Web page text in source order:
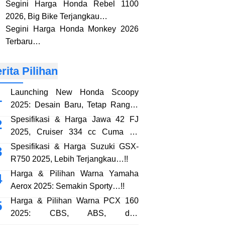
Segini Harga Honda Rebel 1100
2026, Big Bike Terjangkau…
Segini Harga Honda Monkey 2026
Terbaru…
Pilihan
Launching New Honda Scoopy
2025: Desain Baru, Tetap Rangka
eSAF…!!
Spesifikasi & Harga Jawa 42 FJ
2025, Cruiser 334 cc Cuma 38
Jutaan…!!
Spesifikasi & Harga Suzuki GSX-
R750 2025, Lebih Terjangkau…!!
Harga & Pilihan Warna Yamaha
Aerox 2025: Semakin Sporty…!!
Harga & Pilihan Warna PCX 160
2025: CBS, ABS, dan